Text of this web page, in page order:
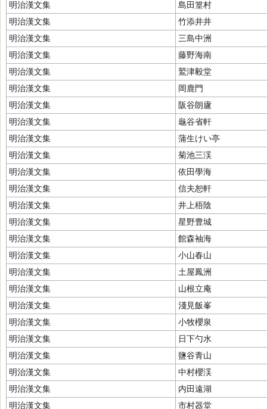
明治漢文集
島田篁村
明治漢文集
竹添井井
明治漢文集
三島中洲
明治漢文集
藤野海南
明治漢文集
鷲津毅堂
明治漢文集
岡鹿門
明治漢文集
阪谷朗廬
明治漢文集
龜谷省軒
明治漢文集
蒲生けい亭
明治漢文集
菊池三渓
明治漢文集
依田學海
明治漢文集
信夫恕軒
明治漢文集
井上梧陰
明治漢文集
星野豊城
明治漢文集
館森袖海
明治漢文集
小山春山
明治漢文集
土屋鳳洲
明治漢文集
山根立庵
明治漢文集
淺見飯峯
明治漢文集
小牧櫻泉
明治漢文集
日下勺水
明治漢文集
鹽谷青山
明治漢文集
中村櫻渓
明治漢文集
内田遠湖
明治漢文集
市村器堂